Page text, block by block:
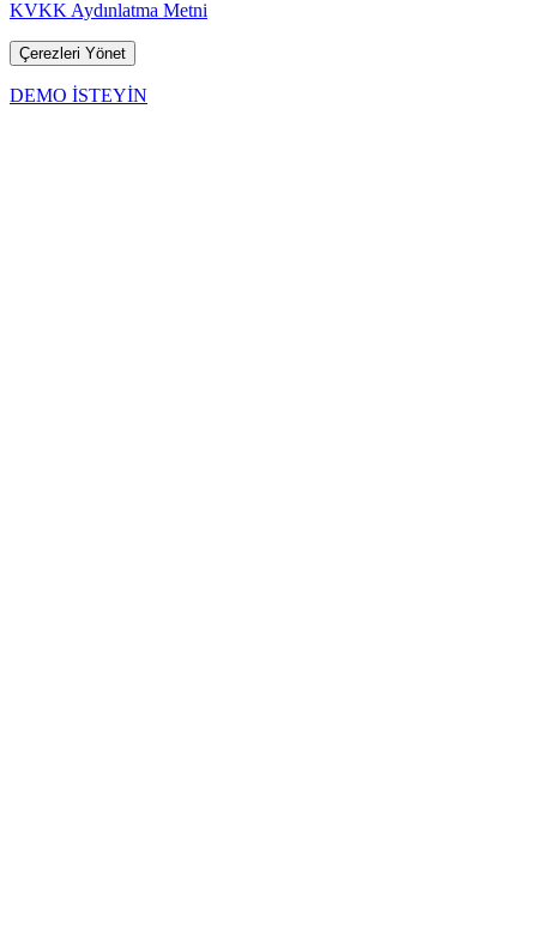
KVKK Aydınlatma Metni
Çerezleri Yönet
DEMO İSTEYİN